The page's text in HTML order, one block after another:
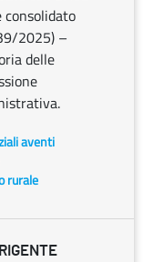
2025) –
delle
aventi
rurale